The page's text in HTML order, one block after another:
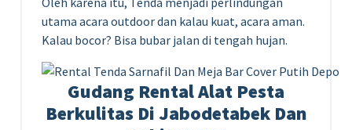
utama acara outdoor dan kalau kuat, acara aman.
Kalau bocor? Bisa bubar jalan di tengah hujan.
Gudang Rental Alat Pesta
Berkulitas Di Jabodetabek Dan